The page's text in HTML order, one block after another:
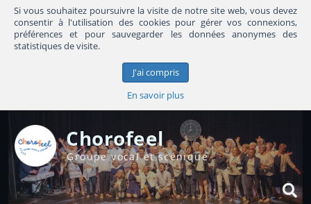
Si vous souhaitez poursuivre la visite de notre site web, vous devez
consentir à l'utilisation des cookies pour gérer vos connexions,
préférences et pour sauvegarder les données anonymes des
statistiques de visite.
J'ai compris
En savoir plus
Chorofeel
Groupe vocal et scénique